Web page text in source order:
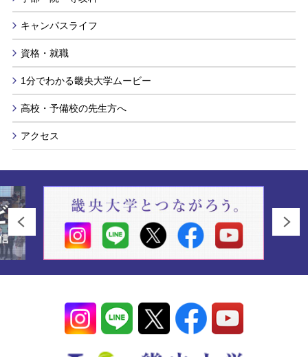
キャンパスライフ
資格・就職
1分でわかる畿央大学ムービー
高校・予備校の先生方へ
アクセス